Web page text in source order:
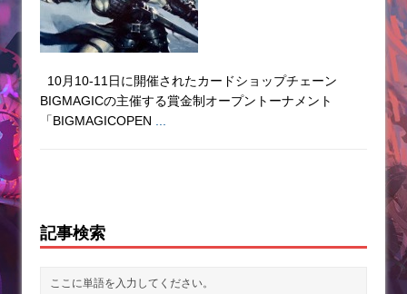
10月10-11日に開催されたカードショップチェーン
BIGMAGICの主催する賞金制オープントーナメント
「BIGMAGICOPEN
記事検索